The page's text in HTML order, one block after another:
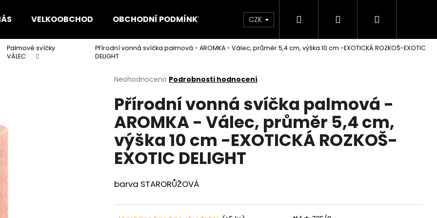
VELKOOBCHOD OBCHODNÍ PODMÍNKY KONTAKTY
CZK Hledat PřihlášeníNákupní
Palmové svíčky
VÁLEC
Přírodní vonná svíčka palmová - AROMKA - Válec, průměr 5,4 cm, výška 10 cm -EXOTICKÁ ROZKOŠ-EXOTIC
DELIGHT
Průměrné
produktu
je
0,0
z
5
hvězdiček.
Neohodnoceno Podrobnosti hodnocení
Přírodní vonná svíčka palmová -
AROMKA - Válec, průměr 5,4 cm,
výška 10 cm -EXOTICKÁ ROZKOŠ-
EXOTIC DELIGHT
barva STARORŮŽOVÁ
Co potřebujete najít?